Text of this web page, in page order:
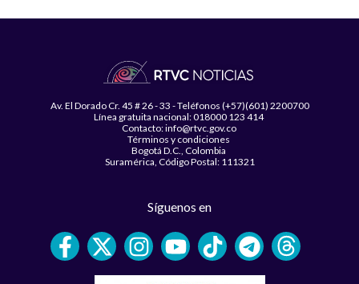
Av. El Dorado Cr. 45 # 26 - 33 - Teléfonos (+57)(601) 2200700
Línea gratuita nacional: 018000 123 414
Contacto: info@rtvc.gov.co
Términos y condiciones
Bogotá D.C., Colombia
Suramérica, Código Postal: 111321
Síguenos en